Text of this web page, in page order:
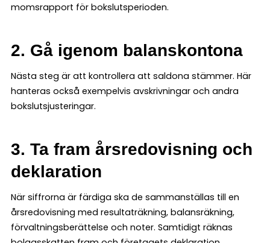
momsrapport för bokslutsperioden.
2. Gå igenom balanskontona
Nästa steg är att kontrollera att saldona stämmer. Här
hanteras också exempelvis avskrivningar och andra
bokslutsjusteringar.
3. Ta fram årsredovisning och
deklaration
När siffrorna är färdiga ska de sammanställas till en
årsredovisning med resultaträkning, balansräkning,
förvaltningsberättelse och noter. Samtidigt räknas